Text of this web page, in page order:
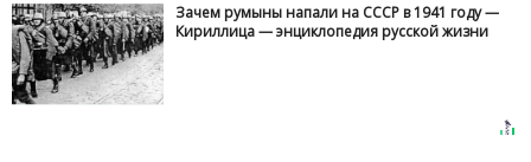
Зачем румыны напали на СССР в 1941 году —
Кириллица — энциклопедия русской жизни